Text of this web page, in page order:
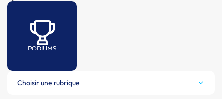
PODIUMS
Choisir une rubrique